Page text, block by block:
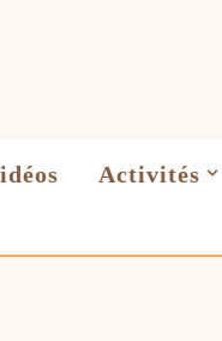
Activités